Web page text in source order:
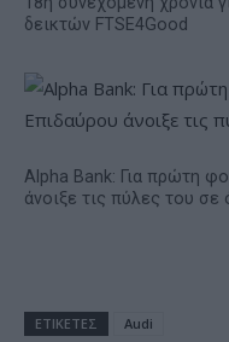
δεικτών FTSE4Good
Alpha Bank: Για πρώτη
άνοιξε τις πύλες του σε
ΕΤΙΚΕΤΕΣ Audi